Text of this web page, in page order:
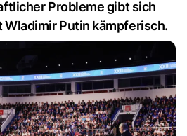
Probleme gibt sich
Wladimir Putin kämpferisch.